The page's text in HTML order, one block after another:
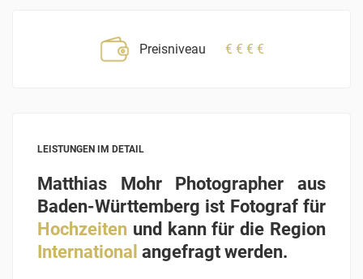
Preisniveau € € € €
LEISTUNGEN IM DETAIL
Matthias Mohr Photographer aus
Baden-Württemberg ist Fotograf für
Hochzeiten und kann für die Region
International angefragt werden.